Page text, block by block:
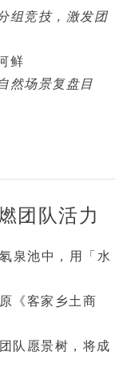
组竞技，激发团
鲜
然场景复盘目
团队活力
泉池中，用「水
《客家乡土商
团队愿景树 ，将成